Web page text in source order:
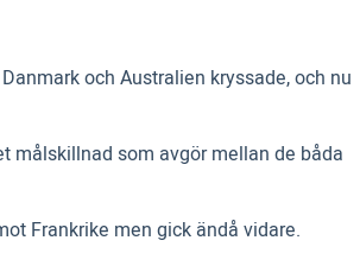
och Australien kryssade, och nu
målskillnad som avgör mellan de båda
Frankrike men gick ändå vidare.